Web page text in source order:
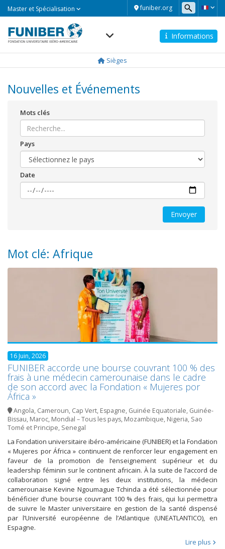
funiber.org
Master et Spécialisation
Informations
Sièges
Nouvelles et Événements
Mots clés
Pays
Date
Mot clé: Afrique
16 Juin, 2026
FUNIBER accorde une bourse couvrant 100 % des
frais à une médecin camerounaise dans le cadre
de son accord avec la Fondation « Mujeres por
África »
Angola, Cameroun, Cap Vert, Espagne, Guinée Equatoriale, Guinée-
Bissau, Maroc, Mondial – Tous les pays, Mozambique, Nigeria, Sao
Tomé et Principe, Senegal
La Fondation universitaire ibéro-américaine (FUNIBER) et la Fondation
« Mujeres por África » continuent de renforcer leur engagement en
faveur de la promotion de l’enseignement supérieur et du
leadership féminin sur le continent africain. À la suite de l’accord de
collaboration signé entre les deux institutions, la médecin
camerounaise Kevine Ngoumague Tchinda a été sélectionnée pour
bénéficier d’une bourse couvrant 100 % des frais, qui lui permettra
de suivre le Master universitaire en gestion de la santé dispensé
par l’Université européenne de l’Atlantique (UNEATLANTICO), en
Espagne.
Lire plus